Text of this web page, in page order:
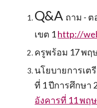
Q&A ถาม - ต
เขต 1 http://
ครูพร้อม 17 พฤ
นโยบายการเต
ที่ 1 ปีการศึกษา
อังคารที่ 11 พฤ